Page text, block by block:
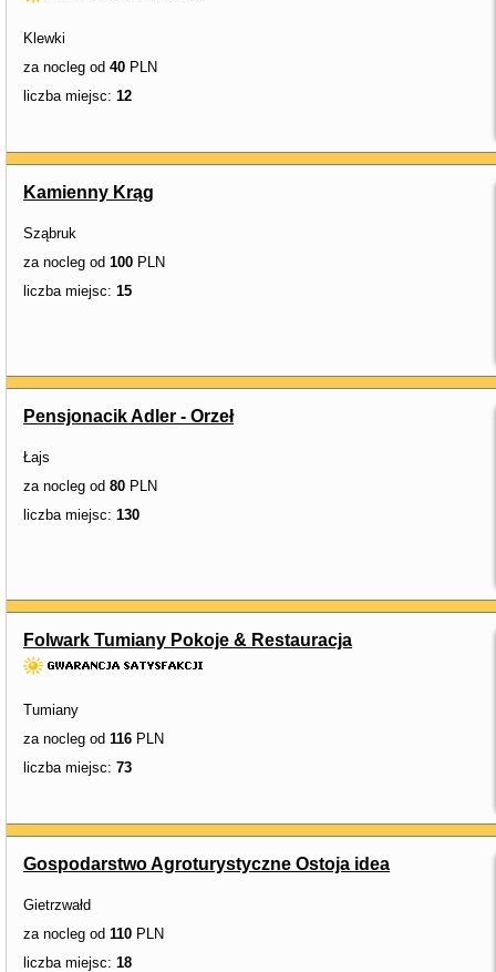
Klewki
za nocleg od 40 PLN
liczba miejsc: 12
Kamienny Krąg
Sząbruk
za nocleg od 100 PLN
liczba miejsc: 15
Pensjonacik Adler - Orzeł
Łajs
za nocleg od 80 PLN
liczba miejsc: 130
Folwark Tumiany Pokoje & Restauracja
Tumiany
za nocleg od 116 PLN
liczba miejsc: 73
Gospodarstwo Agroturystyczne Ostoja idea
Gietrzwałd
za nocleg od 110 PLN
liczba miejsc: 18